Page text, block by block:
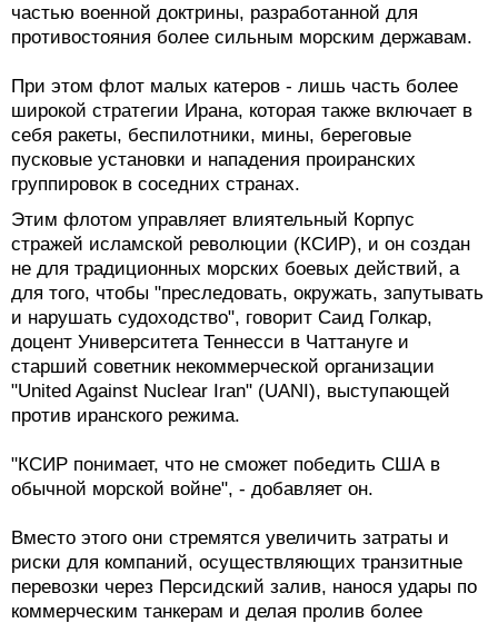
частью военной доктрины, разработанной для
противостояния более сильным морским державам.
При этом флот малых катеров - лишь часть более
широкой стратегии Ирана, которая также включает в
себя ракеты, беспилотники, мины, береговые
пусковые установки и нападения проиранских
группировок в соседних странах.
Этим флотом управляет влиятельный Корпус
стражей исламской революции (КСИР), и он создан
не для традиционных морских боевых действий, а
для того, чтобы "преследовать, окружать, запутывать
и нарушать судоходство", говорит Саид Голкар,
доцент Университета Теннесси в Чаттануге и
старший советник некоммерческой организации
"United Against Nuclear Iran" (UANI), выступающей
против иранского режима.
"КСИР понимает, что не сможет победить США в
обычной морской войне", - добавляет он.
Вместо этого они стремятся увеличить затраты и
риски для компаний, осуществляющих транзитные
перевозки через Персидский залив, нанося удары по
коммерческим танкерам и делая пролив более